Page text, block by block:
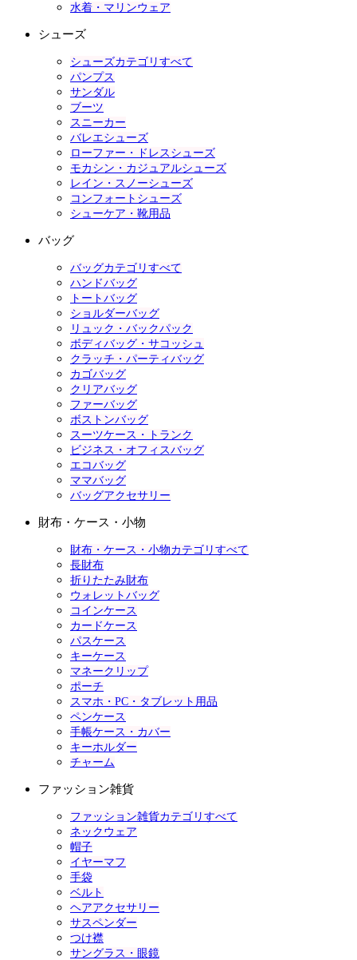
水着・マリンウェア
シューズ
シューズカテゴリすべて
パンプス
サンダル
ブーツ
スニーカー
バレエシューズ
ローファー・ドレスシューズ
モカシン・カジュアルシューズ
レイン・スノーシューズ
コンフォートシューズ
シューケア・靴用品
バッグ
バッグカテゴリすべて
ハンドバッグ
トートバッグ
ショルダーバッグ
リュック・バックパック
ボディバッグ・サコッシュ
クラッチ・パーティバッグ
カゴバッグ
クリアバッグ
ファーバッグ
ボストンバッグ
スーツケース・トランク
ビジネス・オフィスバッグ
エコバッグ
ママバッグ
バッグアクセサリー
財布・ケース・小物
財布・ケース・小物カテゴリすべて
長財布
折りたたみ財布
ウォレットバッグ
コインケース
カードケース
パスケース
キーケース
マネークリップ
ポーチ
スマホ・PC・タブレット用品
ペンケース
手帳ケース・カバー
キーホルダー
チャーム
ファッション雑貨
ファッション雑貨カテゴリすべて
ネックウェア
帽子
イヤーマフ
手袋
ベルト
ヘアアクセサリー
サスペンダー
つけ襟
サングラス・眼鏡